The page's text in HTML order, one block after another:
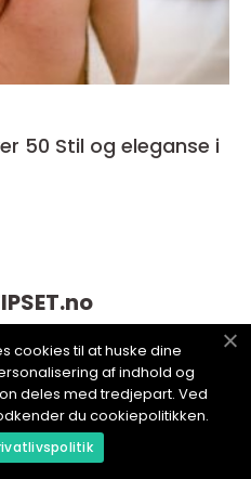
i
no
cookies til at huske dine
af indhold og
deles med tredjepart. Ved
du cookiepolitikken.